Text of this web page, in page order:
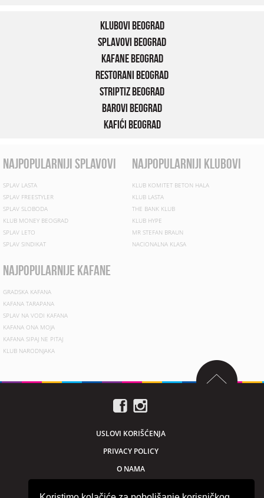
Klubovi Beograd
Splavovi Beograd
Kafane Beograd
Restorani Beograd
Striptiz Beograd
Barovi Beograd
Kafići Beograd
najpopularniji splavovi
SPLAV LASTA
SPLAV FREESTYLER
SPLAV SLOBODA
KLUB MONEY BEOGRAD
SPLAV LETO
SPLAV SINDIKAT
najpopularniji klubovi
KLUB KOMITET BETON HALA
KLUB LASTA
THE BANK KLUB
KLUB HYPE
MR STEFAN BRAUN
NACIONALNA KLASA
najpopularnije kafane
GRADSKA KAFANA
KAFANA TARAPANA
SPLAV NA VODI KAFANA
KAFANA ONA MOJA
KAFANA SIPAJ NE PITAJ
KLUB NARODNJAKA
USLOVI KORIŠĆENJA
PRIVACY POLICY
O NAMA